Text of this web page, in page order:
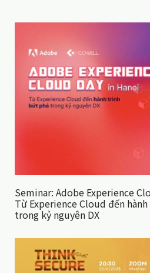
Seminar: Adobe Experience
Từ Experience Cloud đến
trong kỷ nguyên DX